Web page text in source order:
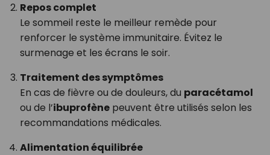
Repos complet
Le sommeil reste le meilleur remède pour
renforcer le système immunitaire. Évitez le
surmenage et les écrans le soir.
Traitement des symptômes
En cas de fièvre ou de douleurs, du paracétamol
ou de l’ibuprofènepeuvent être utilisés selon les
recommandations médicales.
Alimentation équilibrée